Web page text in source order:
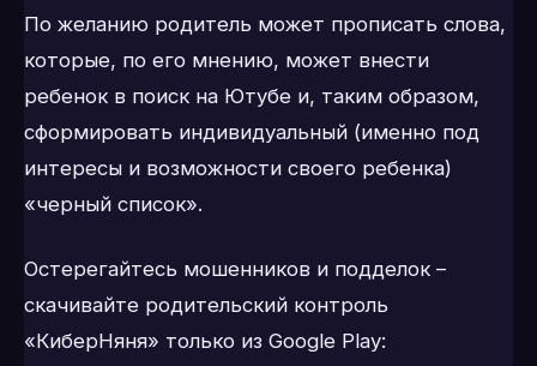
По желанию родитель может прописать слова,
которые, по его мнению, может внести
ребенок в поиск на Ютубе и, таким образом,
сформировать индивидуальный (именно под
интересы и возможности своего ребенка)
«черный список».
Остерегайтесь мошенников и подделок –
скачивайте родительский контроль
«КиберНяня» только из Google Play: